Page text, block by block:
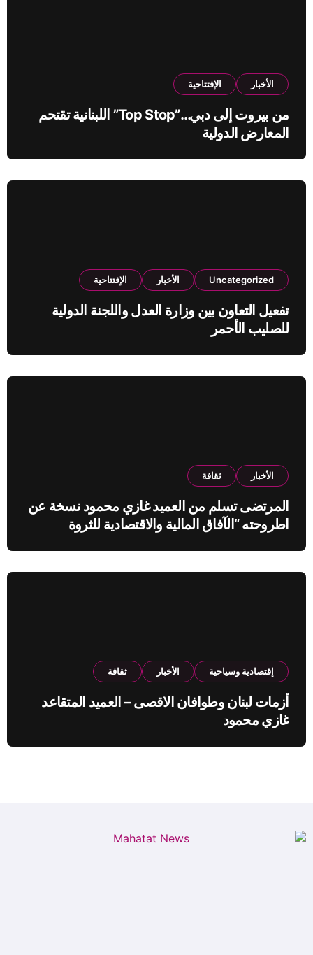
الأخبار الإفتتاحية
من بيروت إلى دبي…”Top Stop” اللبنانية تقتحم
المعارض الدولية
Uncategorized الأخبار الإفتتاحية
تفعيل التعاون بين وزارة العدل واللجنة الدولية
للصليب الأحمر
الأخبار ثقافة
المرتضى تسلم من العميد غازي محمود نسخة عن
اطروحته “الآفاق المالية والاقتصادية للثروة
إقتصادية وسياحية الأخبار ثقافة
أزمات لبنان وطوافان الاقصى – العميد المتقاعد
غازي محمود